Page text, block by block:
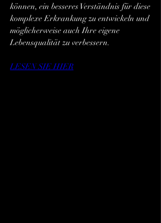
können, ein besseres Verständnis für diese
komplexe Erkrankung zu entwickeln und
möglicherweise auch Ihre eigene
Lebensqualität zu verbessern.
LESEN SIE HIER